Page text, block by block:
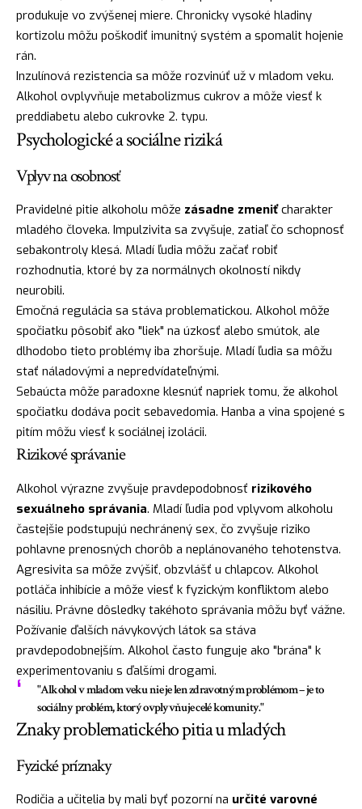
produkuje vo zvýšenej miere. Chronicky vysoké hladiny
kortizolu môžu poškodiť imunitný systém a spomalit hojenie
rán.
Inzulínová rezistencia sa môže rozvinúť už v mladom veku.
Alkohol ovplyvňuje metabolizmus cukrov a môže viesť k
preddiabetu alebo cukrovke 2. typu.
Psychologické a sociálne riziká
Vplyv na osobnosť
Pravidelné pitie alkoholu môže zásadne zmeniťcharakter
mladého človeka. Impulzivita sa zvyšuje, zatiaľ čo schopnosť
sebakontroly klesá. Mladí ľudia môžu začať robiť
rozhodnutia, ktoré by za normálnych okolností nikdy
neurobili.
Emočná regulácia sa stáva problematickou. Alkohol môže
spočiatku pôsobiť ako "liek" na úzkosť alebo smútok, ale
dlhodobo tieto problémy iba zhoršuje. Mladí ľudia sa môžu
stať náladovými a nepredvídateľnými.
Sebaúcta môže paradoxne klesnúť napriek tomu, že alkohol
spočiatku dodáva pocit sebavedomia. Hanba a vina spojené s
pitím môžu viesť k sociálnej izolácii.
Rizikové správanie
Alkohol výrazne zvyšuje pravdepodobnosť rizikového
sexuálneho správania. Mladí ľudia pod vplyvom alkoholu
častejšie podstupujú nechránený sex, čo zvyšuje riziko
pohlavne prenosných chorôb a neplánovaného tehotenstva.
Agresivita sa môže zvýšiť, obzvlášť u chlapcov. Alkohol
potláča inhibície a môže viesť k fyzickým konfliktom alebo
násiliu. Právne dôsledky takéhoto správania môžu byť vážne.
Požívanie ďalších návykových látok sa stáva
pravdepodobnejším. Alkohol často funguje ako "brána" k
experimentovaniu s ďalšími drogami.
"Alkohol v mladom veku nie je len zdravotným problémom – je to
sociálny problém, ktorý ovplyvňuje celé komunity."
Znaky problematického pitia u mladých
Fyzické príznaky
Rodičia a učitelia by mali byť pozorní na určité varovné